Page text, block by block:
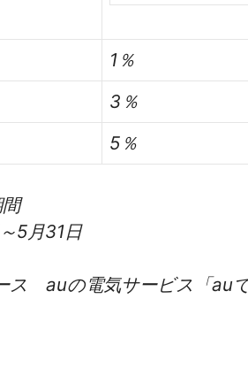
1％
3％
5％
5月31日
ス auの電気サービス「au